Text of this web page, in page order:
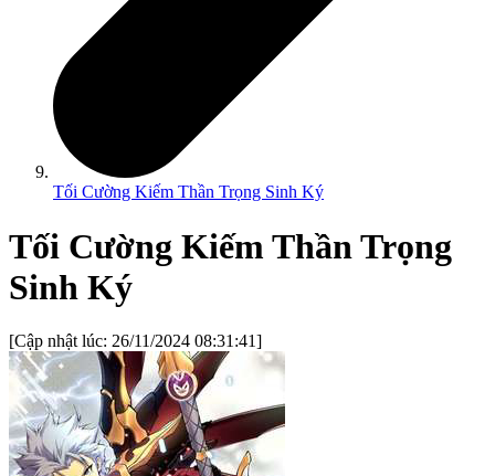
Tối Cường Kiếm Thần Trọng Sinh Ký
Tối Cường Kiếm Thần Trọng
Sinh Ký
[Cập nhật lúc: 26/11/2024 08:31:41]